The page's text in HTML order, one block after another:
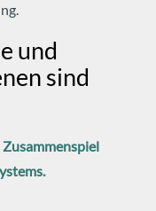
und
sind